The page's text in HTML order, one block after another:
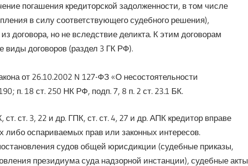
погашения кредиторской задолженности, в том числе
в силу соответствующего судебного решения),
договора, но не вследствие деликта. К этим договорам
виды договоров (раздел 3 ГК РФ).
от 26.10.2002 N 127-ФЗ «О несостоятельности
п. 18 ст. 250 НК РФ, подп. 7, 8 п. 2 ст. 23.1 БК.
ст. ст. 3, 22 и др. ГПК, ст. ст. 4, 27 и др. АПК кредитор вправе
оспариваемых прав или законных интересов.
судов общей юрисдикции (судебные приказы,
президиума суда надзорной инстанции), судебные акты